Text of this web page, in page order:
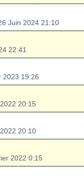
Juin 2024 21:10
22:41
2023 19:26
20:15
20:10
2022 0:15